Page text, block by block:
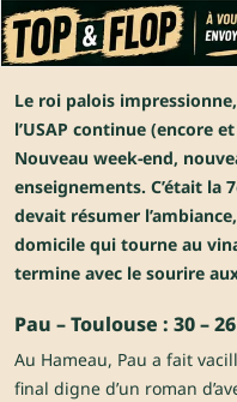
Le roi palois
l’USAP continue (encore
Nouveau week-end,
enseignements. C’était la
devait résumer
domicile qui tourne au
termine avec le sourire
Pau – Toulouse : 30 – 26
Au Hameau, Pau a fait
final digne d’un roman